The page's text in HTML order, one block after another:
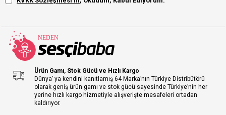
Ürün Gamı, Stok Gücü ve Hızlı Kargo
Dünya’ ya kendini kanıtlamış 64 Marka’nın Türkiye Distribütörü
olarak geniş ürün gamı ve stok gücü sayesinde Türkiye’nin her
yerine hızlı kargo hizmetiyle alışverişte mesafeleri ortadan
kaldırıyor.